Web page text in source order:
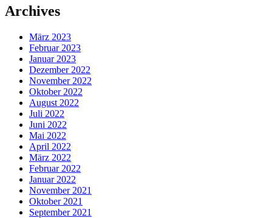
Archives
März 2023
Februar 2023
Januar 2023
Dezember 2022
November 2022
Oktober 2022
August 2022
Juli 2022
Juni 2022
Mai 2022
April 2022
März 2022
Februar 2022
Januar 2022
November 2021
Oktober 2021
September 2021